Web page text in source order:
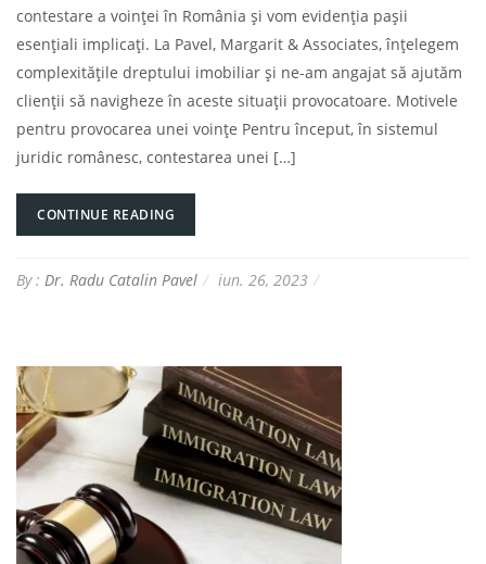
contestare a voinței în România și vom evidenția pașii
esențiali implicați. La Pavel, Margarit & Associates, înțelegem
complexitățile dreptului imobiliar și ne-am angajat să ajutăm
clienții să navigheze în aceste situații provocatoare. Motivele
pentru provocarea unei voințe Pentru început, în sistemul
juridic românesc, contestarea unei […]
CONTINUE READING
By : Dr. Radu Catalin Pavel iun. 26, 2023